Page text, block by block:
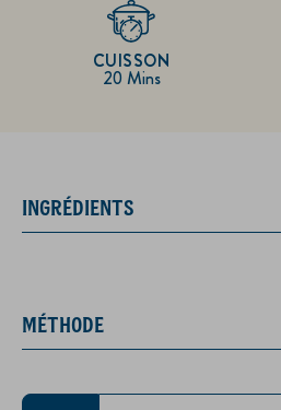
20 Mins
CUISSON
INGRÉDIENTS
MÉTHODE